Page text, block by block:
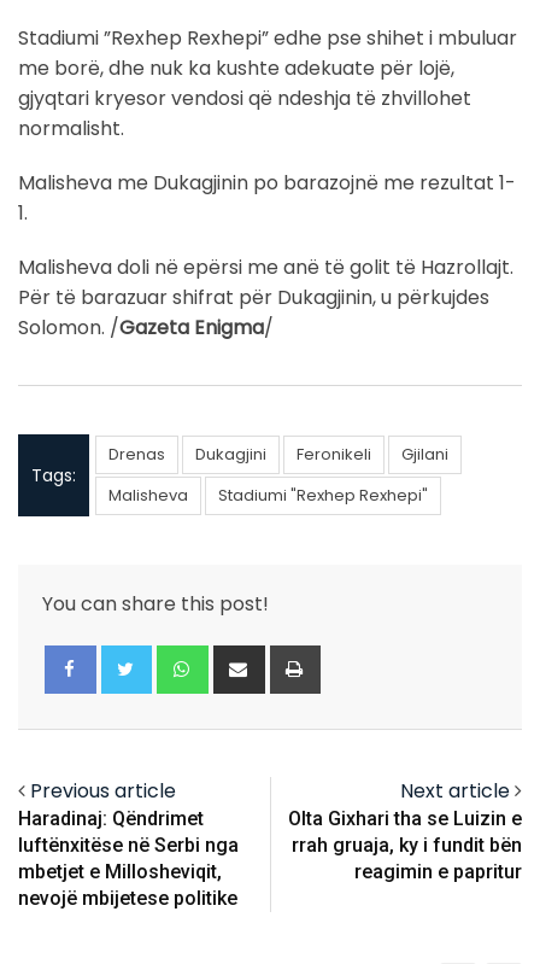
Stadiumi ”Rexhep Rexhepi” edhe pse shihet i mbuluar
me borë, dhe nuk ka kushte adekuate për lojë,
gjyqtari kryesor vendosi që ndeshja të zhvillohet
normalisht.
Malisheva me Dukagjinin po barazojnë me rezultat 1-
1.
Malisheva doli në epërsi me anë të golit të Hazrollajt.
Për të barazuar shifrat për Dukagjinin, u përkujdes
Solomon. /Gazeta Enigma/
Tags:
Drenas Dukagjini Feronikeli
Gjilani
Malisheva
Stadiumi "Rexhep Rexhepi"
You can share this post!
Whatsapp
Share
via
Previous article
Haradinaj: Qëndrimet
luftënxitëse në Serbi nga
mbetjet e Millosheviqit,
nevojë mbijetese politike
Next article
Olta Gixhari tha se Luizin e
rrah gruaja, ky i fundit bën
reagimin e papritur